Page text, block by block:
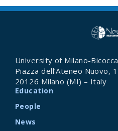
University of Milano-Bicocca
Piazza dell’Ateneo Nuovo, 1
20126 Milano (MI) – Italy
Education
People
News